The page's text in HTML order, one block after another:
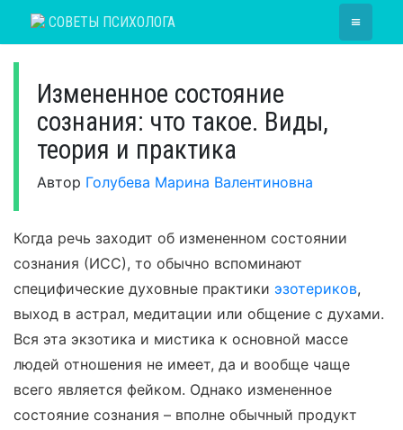
СОВЕТЫ ПСИХОЛОГА ≡
Измененное состояние
сознания: что такое. Виды,
теория и практика
Автор Голубева Марина Валентиновна
Когда речь заходит об измененном состоянии
сознания (ИСС), то обычно вспоминают
специфические духовные практики эзотериков,
выход в астрал, медитации или общение с духами.
Вся эта экзотика и мистика к основной массе
людей отношения не имеет, да и вообще чаще
всего является фейком. Однако измененное
состояние сознания – вполне обычный продукт